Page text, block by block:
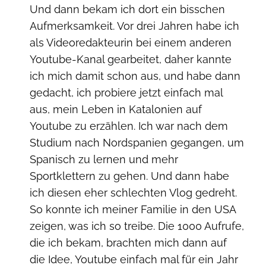
Und dann bekam ich dort ein bisschen
Aufmerksamkeit. Vor drei Jahren habe ich
als Videoredakteurin bei einem anderen
Youtube-Kanal gearbeitet, daher kannte
ich mich damit schon aus, und habe dann
gedacht, ich probiere jetzt einfach mal
aus, mein Leben in Katalonien auf
Youtube zu erzählen. Ich war nach dem
Studium nach Nordspanien gegangen, um
Spanisch zu lernen und mehr
Sportklettern zu gehen. Und dann habe
ich diesen eher schlechten Vlog gedreht.
So konnte ich meiner Familie in den USA
zeigen, was ich so treibe. Die 1000 Aufrufe,
die ich bekam, brachten mich dann auf
die Idee, Youtube einfach mal für ein Jahr